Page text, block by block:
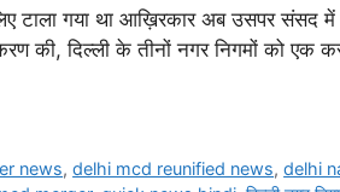
टाला गया था आख़िरकार अब उसपर संसद में
की, दिल्ली के तीनों नगर निगमों को एक
news,delhi mcd reunified news,delhi